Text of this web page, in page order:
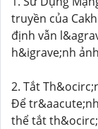
truyền của
định vẫn
h&igrave;nh
2. Tắt
Để
thể tắt